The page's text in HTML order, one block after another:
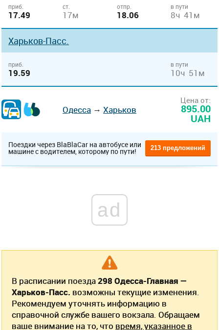
приб.
17.49
ст.
17м
отпр.
18.06
в пути
8ч 41м
Харьков-Пасс.
приб.
19.59
в пути
10ч 51м
Одесса → Харьков
Цена от:
895.00
UAH
Поездки через BlaBlaCar на автобусе или
машине с водителем, которому по пути! 213 предложений
ad
В расписании поезда298 Одесса-Главная —
Харьков-Пасс. возможны текущие изменения.
Рекомендуем уточнять информацию в
справочной службе вашего вокзала. Обращаем
ваше внимание на то, что время, указанное в